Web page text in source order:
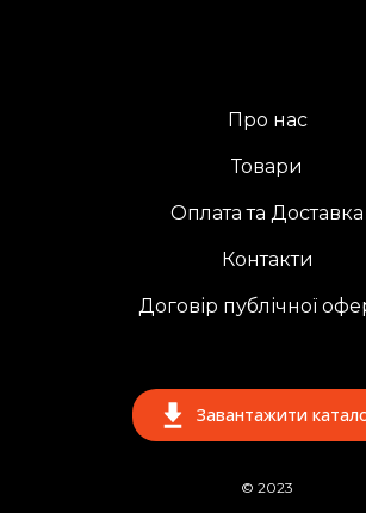
Про нас
Товари
Оплата та Доставка
Контакти
Договір публічної
Завантажити
© 2023